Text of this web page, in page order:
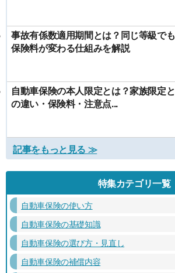
事故有係数適用期間とは？同じ等級でも
保険料が変わる仕組みを解説
自動車保険の本人限定とは？家族限定と
の違い・保険料・注意点...
記事をもっと見る ≫
特集カテゴリ一覧
自動車保険の使い方
自動車保険の基礎知識
自動車保険の選び方・見直し
自動車保険の補償内容